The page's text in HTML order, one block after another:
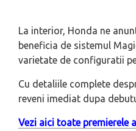
La interior, Honda ne
beneficia de sistemul
varietate de configuratii
Cu detaliile complete
reveni imediat dupa
Vezi aici toate premierele